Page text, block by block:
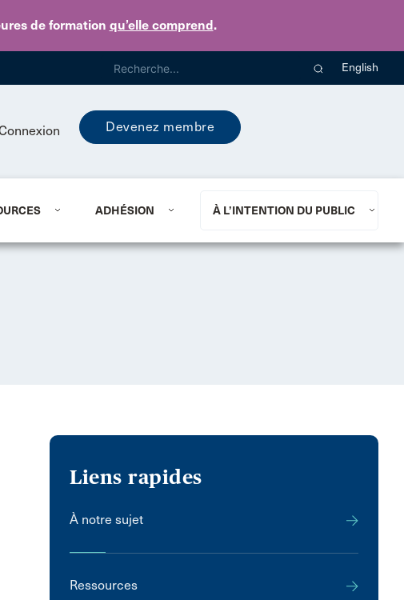
de formation qu’elle comprend.
English
Devenez membre
ADHÉSION À L’INTENTION DU PUBLIC
Liens rapides
À notre sujet
Ressources